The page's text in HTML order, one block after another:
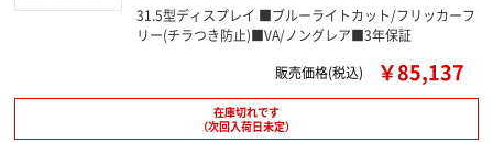
31.5型ディスプレイ ■ブルーライトカット/フリッカーフ
リー(チラつき防止)■VA/ノングレア■3年保証
販売価格(税込)
￥85,137
在庫切れです
（次回入荷日未定）